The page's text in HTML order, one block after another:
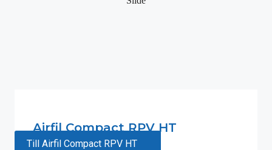
Airfil Compact RPV HT
Till Airfil Compact RPV HT